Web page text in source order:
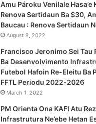
Amu Pároku Venilale Hasa’e
Renova Sertidaun Ba $30,
Baucau : Renova Sertidaun
August 8, 2022
Francisco Jeronimo Sei Tau
Ba Desenvolvimento
Futebol Hafoin Re-Eleitu Ba
FFTL Periodu 2022-2026
March 1, 2022
PM Orienta Ona KAFI Atu
Infrastrutura Ne’ebe Hetan